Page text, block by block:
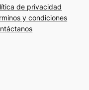
de privacidad
y condiciones